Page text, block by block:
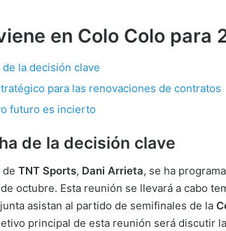
en Colo Colo para
la decisión clave
para las renovaciones de contratos
futuro es incierto
de la decisión clave
de TNT Sports, Dani Arrieta, se ha
octubre. Esta reunión se llevará a cabo
asistan al partido de semifinales de la
principal de esta reunión será discutir